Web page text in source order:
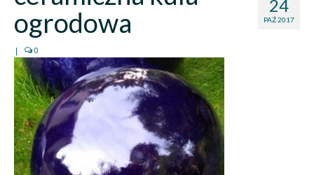
Sklep
Kim jesteśmy?
Kontakt
Deutsch
24
PAŹ 2017
ogrodowa
| 0